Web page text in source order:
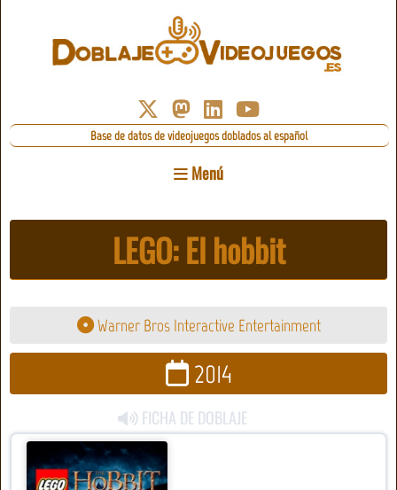
Base de datos de videojuegos doblados al español
Menú
LEGO: El hobbit
Warner Bros Interactive Entertainment
2014
FICHA DE DOBLAJE